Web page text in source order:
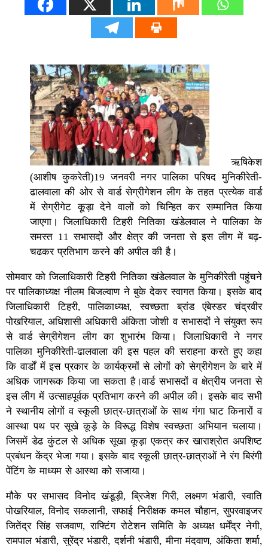
ऋषिकेश
(आशीष कुकरेती)19 जनवरी नगर पालिका परिषद मुनिकीरेती-
ढालवाला की ओर से वार्ड सेग्रीगेशन लीग के तहत प्रत्येक वार्ड
में सेग्रीगेट कूड़ा देने वालों को चिन्हित कर सम्मानित किया
जाएगा। जिलाधिकारी टिहरी नितिका खंडेलवाल ने पालिका के
समस्त 11 सभासदों और क्षेत्र की जनता से इस लीग में बढ़-
चढकर प्रतिभाग करने की अपील की है।
सोमवार को जिलाधिकारी टिहरी नितिका खंडेलवाल के मुनिकीरेती पहुंचने
पर पालिकाध्यक्ष नीलम बिजल्वाण ने बुके देकर स्वागत किया। इसके बाद
जिलाधिकारी टिहरी, पालिकाध्यक्ष, स्वच्छता ब्रांड एंबेस्डर चंद्रवीर
पोखरियाल, अधिशासी अधिकारी अंकिता जोशी व सभासदों ने संयुक्त रूप
से वार्ड सेग्रीगेशन लीग का शुभारंभ किया। जिलाधिकारी ने नगर
पालिका मुनिकीरेती-ढालवाला की इस पहल की सराहना करते हुए कहा
कि वार्डों में इस प्रकार के कार्यक्रमों से लोगों को सेग्रीगेशन के बारे में
अधिक जागरूक किया जा सकता है।वार्ड सभासदों व क्षेत्रीय जनता से
इस लीग में उत्साहपूर्वक प्रतिभाग करने की अपील की। इसके बाद सभी
ने स्थानीय लोगों व स्कूली छात्र-छात्राओं के साथ गंगा घाट किनारों व
आस्था पथ पर सूखे कूड़े के विरूद्ध विशेष स्वच्छता अभियान चलाया।
जिसमें डेढ कुंटल से अधिक सूखा कूड़ा एकत्र कर खाराश्रोत अपशिष्ट
प्रबंधन केंद्र भेजा गया। इसके बाद स्कूली छात्र-छात्राओं ने रंग बिरंगी
पेंटिंग के माध्यम से आस्था को सजाया।
मौके पर सभासद विनोद खंडूड़ी, ब्रिजेश गिरी, लक्ष्मण भंडारी, स्वाति
पोखरियाल, विनोद सकलानी, सफाई निरीक्षक कमल चौहान, सुपरवाइजर
जितेंद्र सिंह सजवाण, राफ्टिंग रोटेशन समिति के अध्यक्ष धर्मेंद्र नेगी,
रामपाल भंडारी, सुरेंद्र भंडारी, दर्शनी भंडारी, मीना मंदवाण, अंकिता शर्मा,